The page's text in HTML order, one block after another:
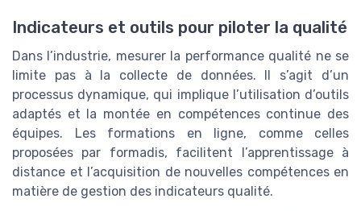
Indicateurs et outils pour piloter la qualité
Dans l’industrie, mesurer la performance qualité ne se
limite pas à la collecte de données. Il s’agit d’un
processus dynamique, qui implique l’utilisation d’outils
adaptés et la montée en compétences continue des
équipes. Les formations en ligne, comme celles
proposées par formadis, facilitent l’apprentissage à
distance et l’acquisition de nouvelles compétences en
matière de gestion des indicateurs qualité.